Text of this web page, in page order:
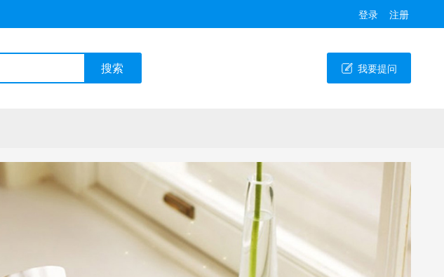
登录 注册
搜索 我要提问